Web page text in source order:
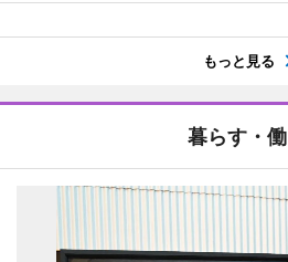
もっと見る
暮らす・働